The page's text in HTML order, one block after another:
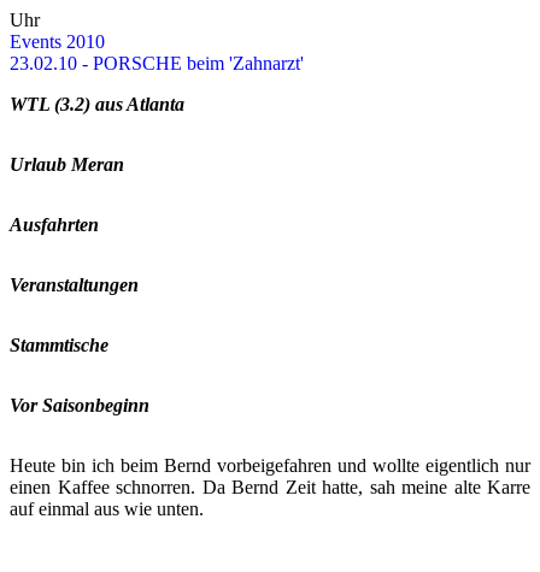
Uhr
Events 2010
23.02.10 - POR­SCHE beim 'Zahn­arzt'
WTL (3.2) aus At­lan­ta
Ur­laub Meran
Aus­fahr­ten
Ver­an­stal­tun­gen
Stamm­ti­sche
Vor Sai­son­be­ginn
Heute bin ich beim Bernd vor­bei­ge­fah­ren und woll­te ei­gent­lich nur
einen Kaf­fee schnor­ren. Da Bernd Zeit hatte, sah meine alte Karre
auf ein­mal aus wie unten.